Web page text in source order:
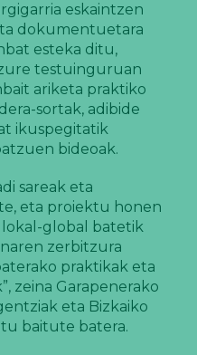
eskaintzen
dokumentuetara
esteka ditu,
testuinguruan
ariketa praktiko
sortak, adibide
ikuspegitatik
bideoak.
sareak eta
eta proiektu honen
lokal-global batetik
zerbitzura
praktikak eta
zeina Garapenerako
eta Bizkaiko
baitute batera.